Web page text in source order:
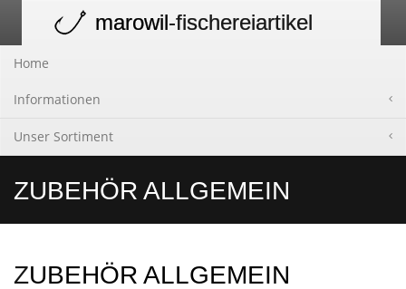
navigation
marowil-fischereiartikel
Home
Informationen
Unser Sortiment
ZUBEHÖR ALLGEMEIN
ZUBEHÖR ALLGEMEIN